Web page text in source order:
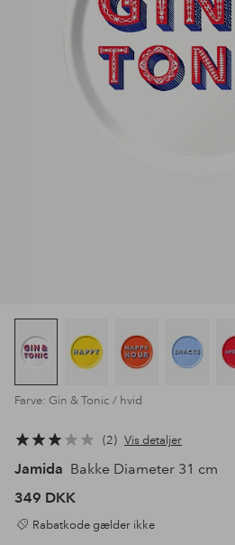
Farve: Gin & Tonic / hvid
2 Vis detaljer
Jamida Bakke Diameter 31 cm
349 DKK
Rabatkode gælder ikke